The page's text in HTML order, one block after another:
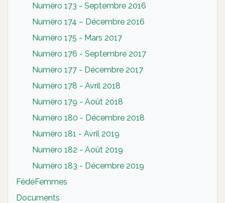
Numéro 173 - Septembre 2016
Numéro 174 – Décembre 2016
Numéro 175 - Mars 2017
Numéro 176 - Septembre 2017
Numéro 177 - Décembre 2017
Numéro 178 - Avril 2018
Numéro 179 - Août 2018
Numéro 180 - Décembre 2018
Numéro 181 - Avril 2019
Numéro 182 - Août 2019
Numéro 183 - Décembre 2019
FédéFemmes
Documents